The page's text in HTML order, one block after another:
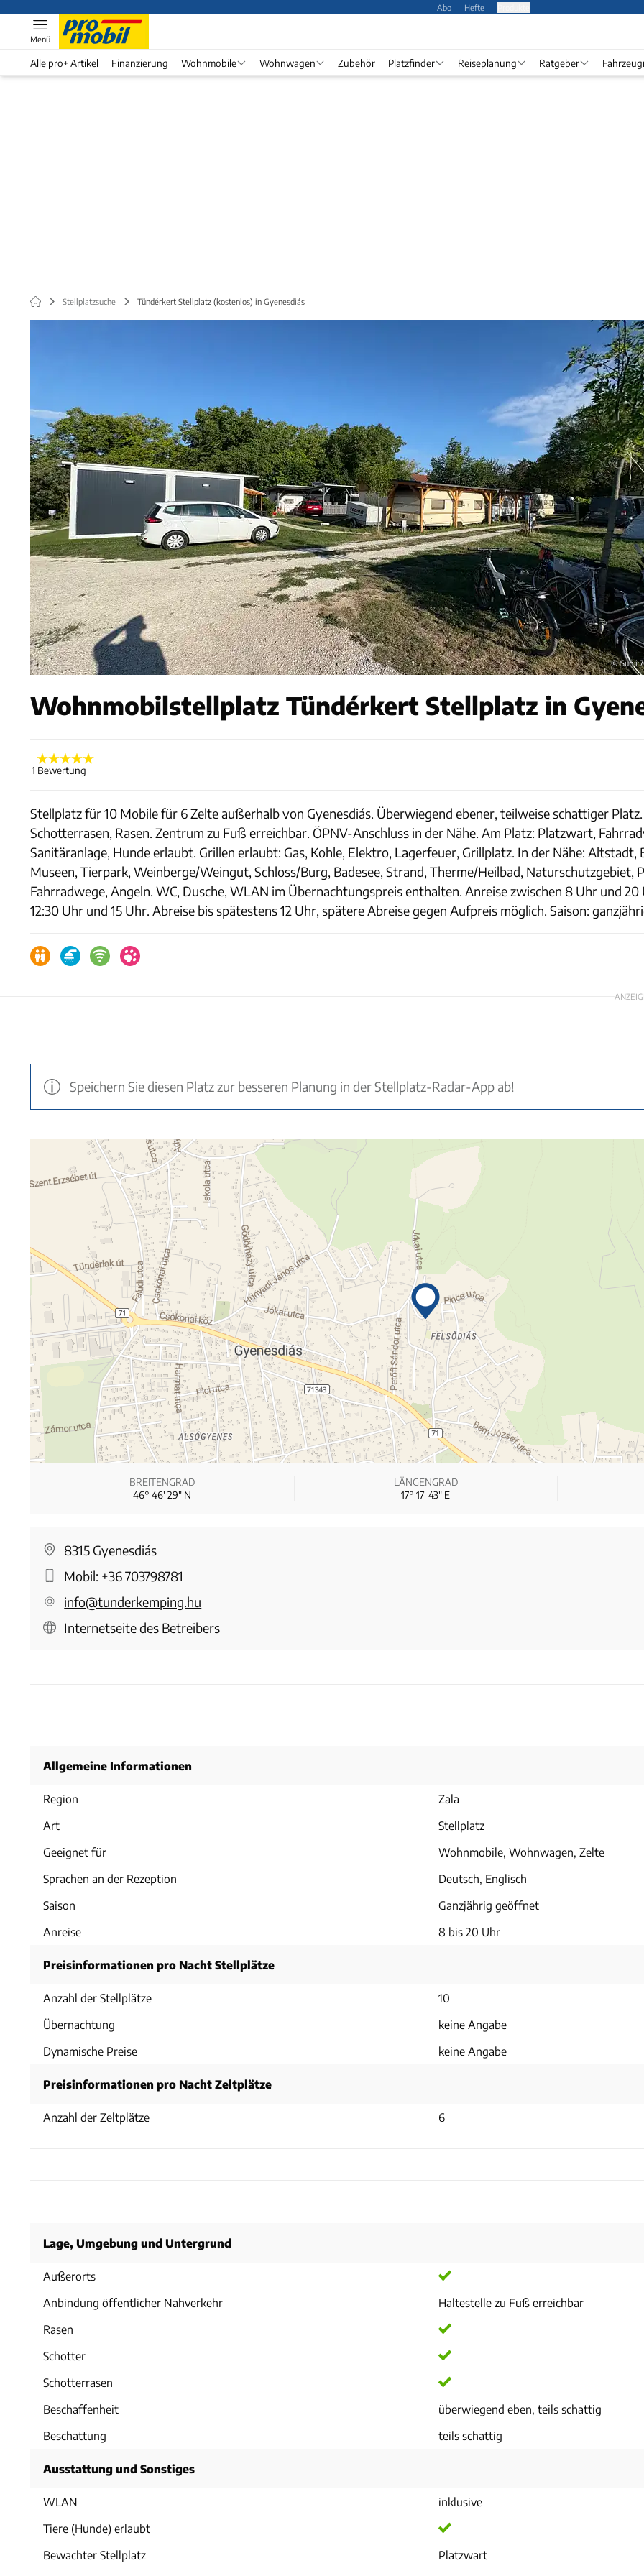
Abo Hefte
Menü
Alle pro+ Artikel Finanzierung Wohnmobile Wohnwagen Zubehör Platzfinder Reiseplanung Ratgeber
Stellplatzsuche Tündérkert Stellplatz (kostenlos) in Gyenesdiás
© Sun i
Wohnmobilstellplatz Tündérkert Stellplatz in
1 Bewertung
Stellplatz für 10 Mobile für 6 Zelte außerhalb von Gyenesdiás. Überwiegend ebener, teilweise schattiger
Schotterrasen, Rasen. Zentrum zu Fuß erreichbar. ÖPNV-Anschluss in der Nähe. Am Platz: Platzwart,
Sanitäranlage, Hunde erlaubt. Grillen erlaubt: Gas, Kohle, Elektro, Lagerfeuer, Grillplatz. In der Nähe: Altstadt,
Museen, Tierpark, Weinberge/Weingut, Schloss/Burg, Badesee, Strand, Therme/Heilbad, Naturschutzgebiet,
Fahrradwege, Angeln. WC, Dusche, WLAN im Übernachtungspreis enthalten. Anreise zwischen 8 Uhr und
12:30 Uhr und 15 Uhr. Abreise bis spätestens 12 Uhr, spätere Abreise gegen Aufpreis möglich. Saison:
Speichern Sie diesen Platz zur besseren Planung in der Stellplatz-Radar-App ab!
BREITENGRAD
46° 46′ 29″ N
LÄNGENGRAD
17° 17′ 43″ E
8315 Gyenesdiás
Mobil: +36 703798781
info@tunderkemping.hu
Internetseite des Betreibers
Allgemeine Informationen
Region
Zala
Art
Stellplatz
Geeignet für
Wohnmobile, Wohnwagen, Zelte
Sprachen an der Rezeption
Deutsch, Englisch
Saison
Ganzjährig geöffnet
Anreise
8 bis 20 Uhr
Preisinformationen pro Nacht Stellplätze
Anzahl der Stellplätze
10
Übernachtung
keine Angabe
Dynamische Preise
keine Angabe
Preisinformationen pro Nacht Zeltplätze
Anzahl der Zeltplätze 6
Lage, Umgebung und Untergrund
Außerorts
Anbindung öffentlicher Nahverkehr
Haltestelle zu Fuß erreichbar
Rasen
Schotter
Schotterrasen
Beschaffenheit
überwiegend eben, teils schattig
Beschattung
teils schattig
Ausstattung und Sonstiges
WLAN
inklusive
Tiere (Hunde) erlaubt
Bewachter Stellplatz
Platzwart